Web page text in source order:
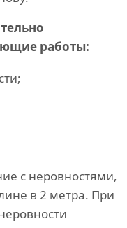
работы:
с неровностями,
в 2 метра. При